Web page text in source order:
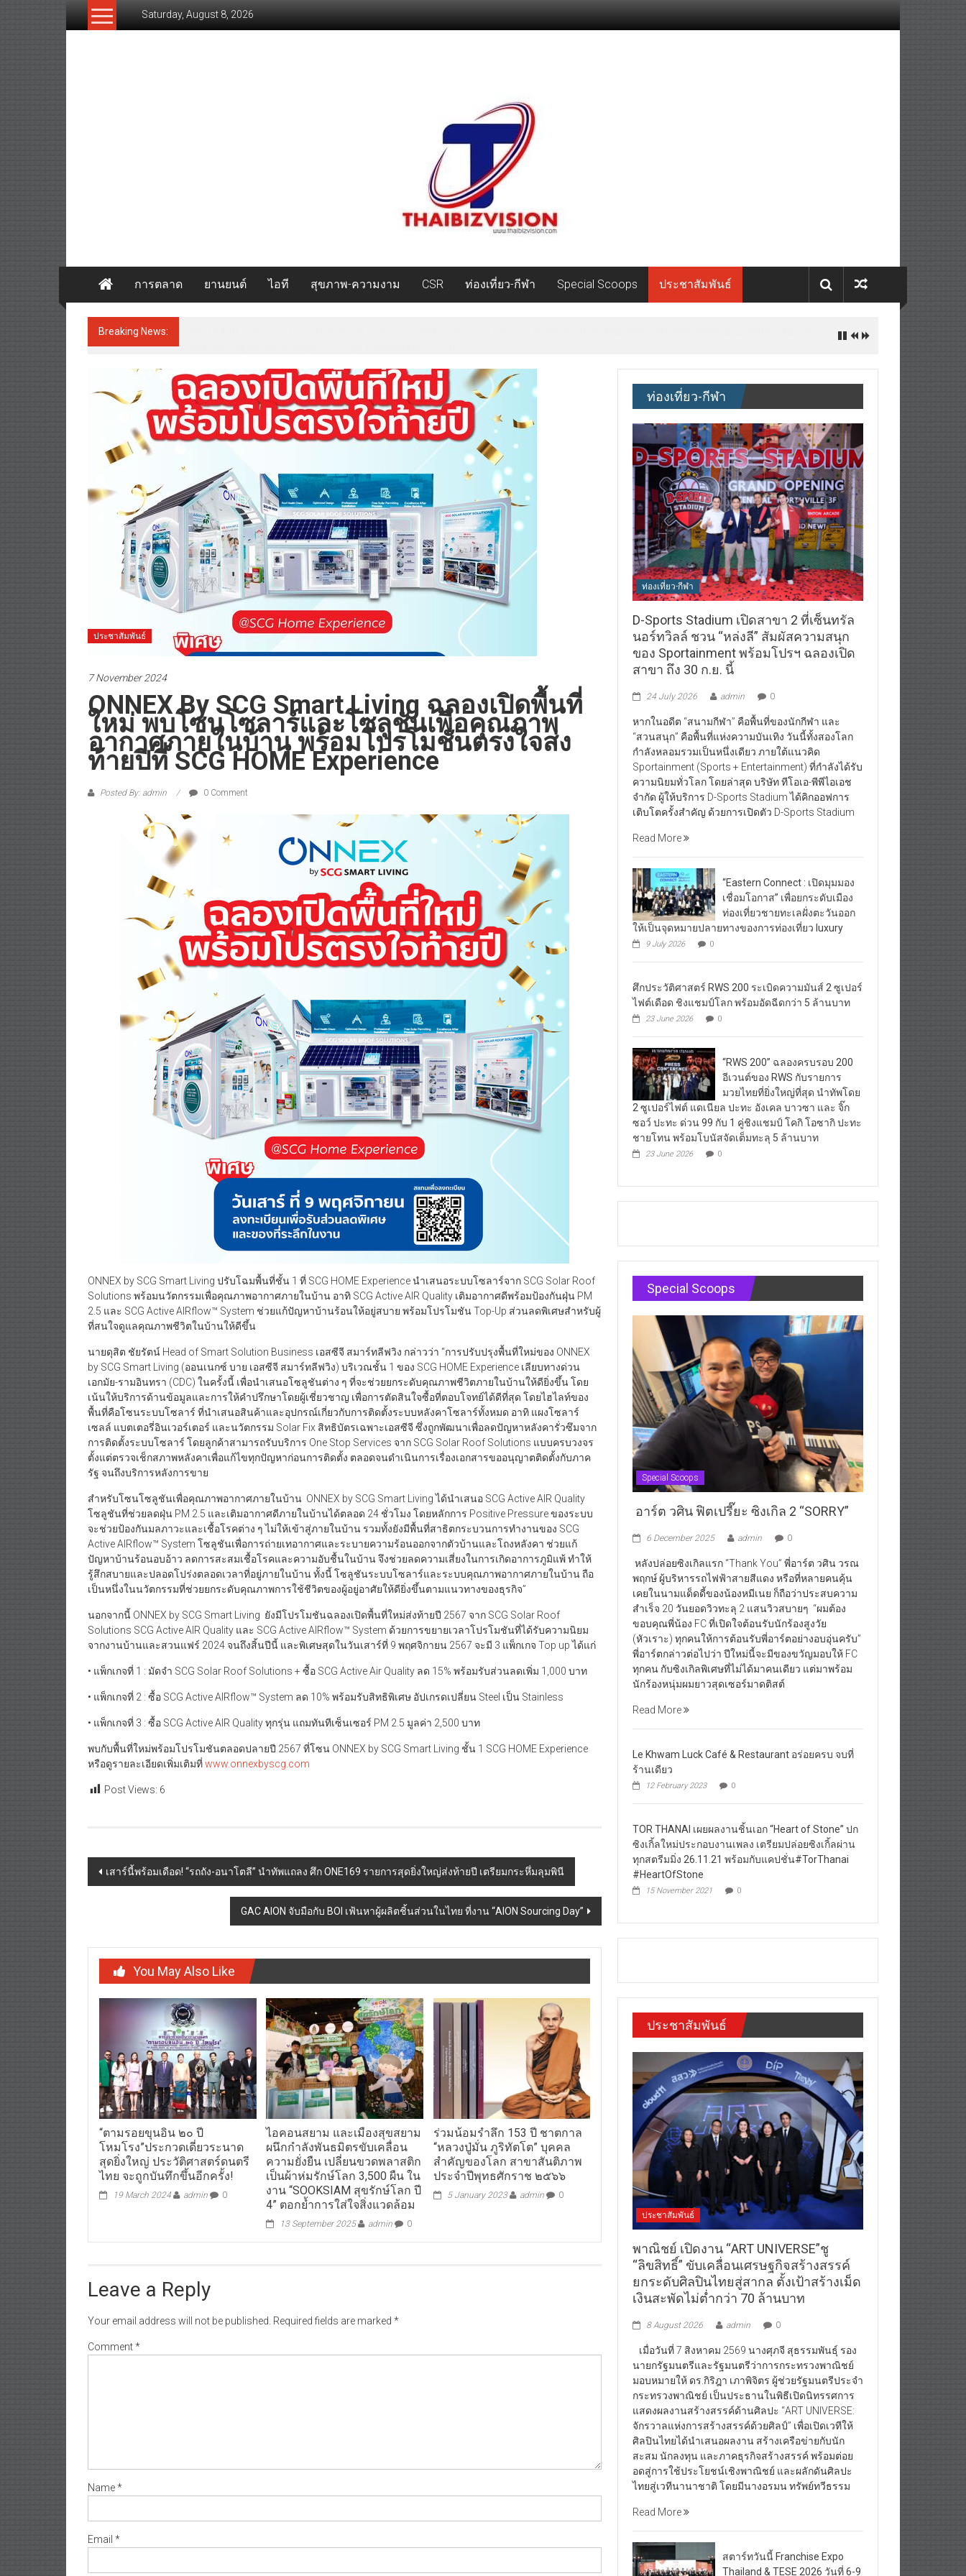
Saturday, August 8, 2026
การตลาด ยานยนต์ ไอที สุขภาพ-ความงาม CSR ท่องเที่ยว-กีฬา Special Scoops ประชาสัมพันธ์
Breaking News:
ประชาสัมพันธ์
7 November 2024
ONNEX By SCG Smart Living ฉลองเปิดพื้นที่
ใหม่ พบโซนโซลาร์และโซลูชันเพื่อคุณภาพ
อากาศภายในบ้าน พร้อมโปรโมชันตรงใจส่ง
ท้ายปีที่ SCG HOME Experience
Posted By: admin 0 Comment
ONNEX by SCG Smart Living ปรับโฉมพื้นที่ชั้น 1 ที่ SCG HOME Experience นำเสนอระบบโซลาร์จาก SCG Solar Roof
Solutions พร้อมนวัตกรรมเพื่อคุณภาพอากาศภายในบ้าน อาทิ SCG Active AIR Quality เติมอากาศดีพร้อมป้องกันฝุ่น PM
2.5 และ SCG Active AIRflow™ System ช่วยแก้ปัญหาบ้านร้อนให้อยู่สบาย พร้อมโปรโมชัน Top-Up ส่วนลดพิเศษสำหรับผู้
ที่สนใจดูแลคุณภาพชีวิตในบ้านให้ดีขึ้น
นายดุสิต ชัยรัตน์ Head of Smart Solution Business เอสซีจี สมาร์ทลีฟวิง กล่าวว่า “การปรับปรุงพื้นที่ใหม่ของ ONNEX
by SCG Smart Living (ออนเนกซ์ บาย เอสซีจี สมาร์ทลีฟวิง) บริเวณชั้น 1 ของ SCG HOME Experience เลียบทางด่วน
เอกมัย-รามอินทรา (CDC) ในครั้งนี้ เพื่อนำเสนอโซลูชันต่าง ๆ ที่จะช่วยยกระดับคุณภาพชีวิตภายในบ้านให้ดียิ่งขึ้น โดย
เน้นให้บริการด้านข้อมูลและการให้คำปรึกษาโดยผู้เชี่ยวชาญ เพื่อการตัดสินใจซื้อที่ตอบโจทย์ได้ดีที่สุด โดยไฮไลท์ของ
พื้นที่คือโซนระบบโซลาร์ ที่นำเสนอสินค้าและอุปกรณ์เกี่ยวกับการติดตั้งระบบหลังคาโซลาร์ทั้งหมด อาทิ แผงโซลาร์
เซลล์ แบตเตอรี่อินเวอร์เตอร์ และนวัตกรรม Solar Fix สิทธิบัตรเฉพาะเอสซีจี ซึ่งถูกพัฒนาเพื่อลดปัญหาหลังคารั่วซึมจาก
การติดตั้งระบบโซลาร์ โดยลูกค้าสามารถรับบริการ One Stop Services จาก SCG Solar Roof Solutions แบบครบวงจร
ตั้งแต่ตรวจเช็กสภาพหลังคาเพื่อแก้ไขทุกปัญหาก่อนการติดตั้ง ตลอดจนดำเนินการเรื่องเอกสารขออนุญาตติดตั้งกับภาค
รัฐ จนถึงบริการหลังการขาย
สำหรับโซนโซลูชันเพื่อคุณภาพอากาศภายในบ้าน ONNEX by SCG Smart Living ได้นำเสนอ SCG Active AIR Quality
โซลูชันที่ช่วยลดฝุ่น PM 2.5 และเติมอากาศดีภายในบ้านได้ตลอด 24 ชั่วโมง โดยหลักการ Positive Pressure ของระบบ
จะช่วยป้องกันมลภาวะและเชื้อโรคต่าง ๆ ไม่ให้เข้าสู่ภายในบ้าน รวมทั้งยังมีพื้นที่สาธิตกระบวนการทำงานของ SCG
Active AIRflow™ System โซลูชันเพื่อการถ่ายเทอากาศและระบายความร้อนออกจากตัวบ้านและโถงหลังคา ช่วยแก้
ปัญหาบ้านร้อนอบอ้าว ลดการสะสมเชื้อโรคและความอับชื้นในบ้าน จึงช่วยลดความเสี่ยงในการเกิดอาการภูมิแพ้ ทำให้
รู้สึกสบายและปลอดโปร่งตลอดเวลาที่อยู่ภายในบ้าน ทั้งนี้ โซลูชันระบบโซลาร์และระบบคุณภาพอากาศภายในบ้าน ถือ
เป็นหนึ่งในนวัตกรรมที่ช่วยยกระดับคุณภาพการใช้ชีวิตของผู้อยู่อาศัยให้ดียิ่งขึ้นตามแนวทางของธุรกิจ”
นอกจากนี้ ONNEX by SCG Smart Living ยังมีโปรโมชันฉลองเปิดพื้นที่ใหม่ส่งท้ายปี 2567 จาก SCG Solar Roof
Solutions SCG Active AIR Quality และ SCG Active AIRflow™ System ด้วยการขยายเวลาโปรโมชันที่ได้รับความนิยม
จากงานบ้านและสวนแฟร์ 2024 จนถึงสิ้นปีนี้ และพิเศษสุดในวันเสาร์ที่ 9 พฤศจิกายน 2567 จะมี 3 แพ็กเกจ Top up ได้แก่
• แพ็กเกจที่ 1 : มัดจำ SCG Solar Roof Solutions + ซื้อ SCG Active Air Quality ลด 15% พร้อมรับส่วนลดเพิ่ม 1,000 บาท
• แพ็กเกจที่ 2 : ซื้อ SCG Active AIRflow™ System ลด 10% พร้อมรับสิทธิพิเศษ อัปเกรดเปลี่ยน Steel เป็น Stainless
• แพ็กเกจที่ 3 : ซื้อ SCG Active AIR Quality ทุกรุ่น แถมทันทีเซ็นเซอร์ PM 2.5 มูลค่า 2,500 บาท
พบกับพื้นที่ใหม่พร้อมโปรโมชันตลอดปลายปี 2567 ที่โซน ONNEX by SCG Smart Living ชั้น 1 SCG HOME Experience
หรือดูรายละเอียดเพิ่มเติมที่www.onnexbyscg.com
Post Views: 6
Post
เสาร์นี้พร้อมเดือด! “รถถัง-อนาโตลี” นำทัพแถลง ศึก ONE169 รายการสุดยิ่งใหญ่ส่งท้ายปี เตรียมกระหึ่มลุมพินี
GAC AION จับมือกับ BOI เฟ้นหาผู้ผลิตชิ้นส่วนในไทย ที่งาน “AION Sourcing Day”
You May Also Like
“ตามรอยขุนอิน ๒๐ ปี
โหมโรง”ประกวดเดี่ยวระนาด
สุดยิ่งใหญ่ ประวัติศาสตร์ดนตรี
ไทย จะถูกบันทึกขึ้นอีกครั้ง!
19 March 2024 admin 0
ไอคอนสยาม และเมืองสุขสยาม
ผนึกกำลังพันธมิตรขับเคลื่อน
ความยั่งยืน เปลี่ยนขวดพลาสติก
เป็นผ้าห่มรักษ์โลก 3,500 ผืน ใน
งาน “SOOKSIAM สุขรักษ์โลก ปี
4” ตอกย้ำการใส่ใจสิ่งแวดล้อม
13 September 2025 admin 0
ร่วมน้อมรำลึก 153 ปี ชาตกาล
“หลวงปู่มั่น ภูริทัตโต” บุคคล
สำคัญของโลก สาขาสันติภาพ
ประจำปีพุทธศักราช ๒๕๖๖
5 January 2023 admin 0
Leave a Reply
Your email address will not be published. Required fields are marked *
Comment*
Name*
Email *
ท่องเที่ยว-กีฬา
ท่องเที่ยว-กีฬา
D-Sports Stadium เปิดสาขา 2 ที่เซ็นทรัล
นอร์ทวิลล์ ชวน “หล่งลี” สัมผัสความสนุก
ของ Sportainment พร้อมโปรฯ ฉลองเปิด
สาขา ถึง 30 ก.ย. นี้
24 July 2026 admin 0
หากในอดีต “สนามกีฬา” คือพื้นที่ของนักกีฬา และ
“สวนสนุก” คือพื้นที่แห่งความบันเทิง วันนี้ทั้งสองโลก
กำลังหลอมรวมเป็นหนึ่งเดียว ภายใต้แนวคิด
Sportainment (Sports + Entertainment) ที่กำลังได้รับ
ความนิยมทั่วโลก โดยล่าสุด บริษัท ทีโอเอ-พีพีไอเอช
จำกัด ผู้ให้บริการ D-Sports Stadium ได้คิกออฟการ
เติบโตครั้งสำคัญ ด้วยการเปิดตัว D-Sports Stadium
Read More
“Eastern Connect : เปิดมุมมอง
เชื่อมโอกาส” เพื่อยกระดับเมือง
ท่องเที่ยวชายทะเลฝั่งตะวันออก
ให้เป็นจุดหมายปลายทางของการท่องเที่ยว luxury
9 July 2026 0
ศึกประวัติศาสตร์ RWS 200 ระเบิดความมันส์ 2 ซูเปอร์
ไฟต์เดือด ชิงแชมป์โลก พร้อมอัดฉีดกว่า 5 ล้านบาท
23 June 2026 0
“RWS 200” ฉลองครบรอบ 200
อีเวนต์ของ RWS กับรายการ
มวยไทยที่ยิ่งใหญ่ที่สุด นำทัพโดย
2 ซูเปอร์ไฟต์ แดเนียล ปะทะ อังเคล บาวซา และ จิ๊ก
ซอว์ ปะทะ ด่วน 99 กับ 1 คู่ชิงแชมป์ โคกิ โอซากิ ปะทะ
ชายโทน พร้อมโบนัสจัดเต็มทะลุ 5 ล้านบาท
23 June 2026 0
Special Scoops
Special Scoops
อาร์ต วศิน ฟิตเปรี๊ยะ ซิงเกิล 2 “SORRY”
6 December 2025 admin 0
หลังปล่อยซิงเกิลแรก “Thank You” พี่อาร์ต วศิน วรณ
พฤกษ์ ผู้บริหารรถไฟฟ้าสายสีแดง หรือที่หลายคนคุ้น
เคยในนามแด็ดดี้ของน้องหมีเนย ก็ถือว่าประสบความ
สำเร็จ 20 วันยอดวิวทะลุ 2 แสนวิวสบายๆ “ผมต้อง
ขอบคุณพี่น้อง FC ที่เปิดใจต้อนรับนักร้องสูงวัย
(หัวเราะ) ทุกคนให้การต้อนรับพี่อาร์ตอย่างอบอุ่นครับ”
พี่อาร์ตกล่าวต่อไปว่า ปีใหม่นี้จะมีของขวัญมอบให้ FC
ทุกคน กับซิงเกิลพิเศษที่ไม่ได้มาคนเดียว แต่มาพร้อม
นักร้องหนุ่มผมยาวสุดเซอร์มาดติสต์
Read More
Le Khwam Luck Café & Restaurant อร่อยครบ จบที่
ร้านเดียว
12 February 2023 0
TOR THANAI เผยผลงานชิ้นเอก “Heart of Stone” ปก
ซิงเกิ้ลใหม่ประกอบงานเพลง เตรียมปล่อยซิงเกิ้ลผ่าน
ทุกสตรีมมิ่ง 26.11.21 พร้อมกับแคปชั่น#TorThanai
#HeartOfStone
15 November 2021 0
ประชาสัมพันธ์
ประชาสัมพันธ์
พาณิชย์ เปิดงาน “ART UNIVERSE”ชู
“ลิขสิทธิ์” ขับเคลื่อนเศรษฐกิจสร้างสรรค์
ยกระดับศิลปินไทยสู่สากล ตั้งเป้าสร้างเม็ด
เงินสะพัดไม่ต่ำกว่า 70 ล้านบาท
8 August 2026 admin 0
เมื่อวันที่ 7 สิงหาคม 2569 นางศุภจี สุธรรมพันธุ์ รอง
นายกรัฐมนตรีและรัฐมนตรีว่าการกระทรวงพาณิชย์
มอบหมายให้ ดร.กิริฎา เภาพิจิตร ผู้ช่วยรัฐมนตรีประจำ
กระทรวงพาณิชย์ เป็นประธานในพิธีเปิดนิทรรศการ
แสดงผลงานสร้างสรรค์ด้านศิลปะ “ART UNIVERSE:
จักรวาลแห่งการสร้างสรรค์ด้วยศิลป์” เพื่อเปิดเวทีให้
ศิลปินไทยได้นำเสนอผลงาน สร้างเครือข่ายกับนัก
สะสม นักลงทุน และภาคธุรกิจสร้างสรรค์ พร้อมต่อย
อดสู่การใช้ประโยชน์เชิงพาณิชย์ และผลักดันศิลปะ
ไทยสู่เวทีนานาชาติ โดยมีนางอรมน ทรัพย์ทวีธรรม
Read More
สตาร์ทวันนี้ Franchise Expo
Thailand & TESE 2026 วันที่ 6-9